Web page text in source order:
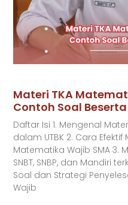
Materi TKA
Contoh Soal
Daftar Isi 1. Mengenal
dalam UTBK 2. Cara
Matematika Wajib SMA 3.
SNBT, SNBP, dan Mandiri
Soal dan Strategi
Wajib